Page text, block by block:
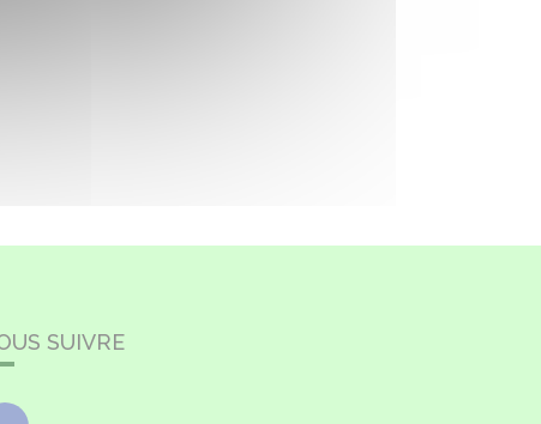
SUIVRE